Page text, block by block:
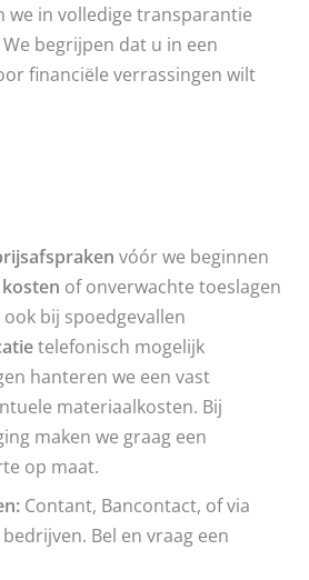
we in volledige transparantie
begrijpen dat u in een
financiële verrassingen wilt
vóór we beginnen
of onverwachte toeslagen
ook bij spoedgevallen
telefonisch mogelijk
hanteren we een vast
materiaalkosten. Bij
maken we graag een
op maat.
Contant, Bancontact, of via
Bel en vraag een